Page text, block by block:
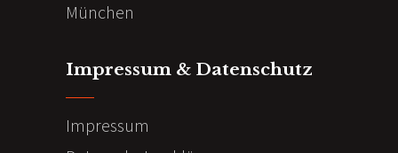
München
Impressum & Datenschutz
Impressum